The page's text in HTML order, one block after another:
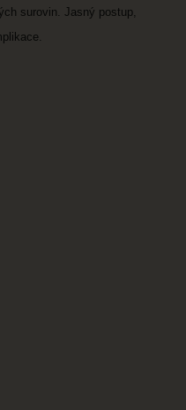
surovin. Jasný postup,